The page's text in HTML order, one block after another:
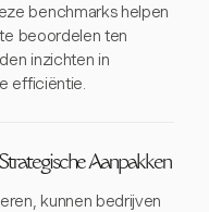
benchmarks helpen
beoordelen ten
inzichten in
efficiëntie.
Aanpakken
kunnen bedrijven